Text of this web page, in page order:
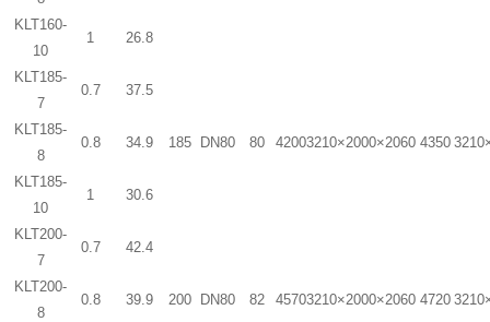
KLT160-
10
1 26.8
KLT185-
7
0.7 37.5
185 DN80 80 42003210×2000×2060 4350
KLT185-
8
0.8 34.9
KLT185-
10
1 30.6
KLT200-
7
0.7 42.4
200 DN80 82 45703210×2000×2060 4720
KLT200-
8
0.8 39.9